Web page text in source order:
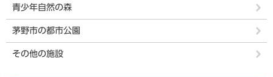
青少年自然の森
茅野市の都市公園
その他の施設